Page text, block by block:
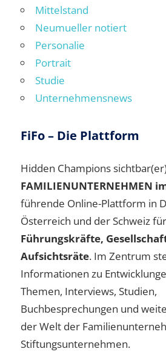
Mittelstand
Neumueller notiert
Personalie
Portrait
Studie
Unternehmensnews
FiFo – Die Plattform
Hidden Champions
FAMILIENUNTERNEHMEN
führende Online-Plattform in
Österreich und der Schweiz für
Führungskräfte,
Aufsichtsräte. Im Zentrum
Informationen zu
Themen, Interviews, Studien,
Buchbesprechungen und
der Welt der
Stiftungsunternehmen.